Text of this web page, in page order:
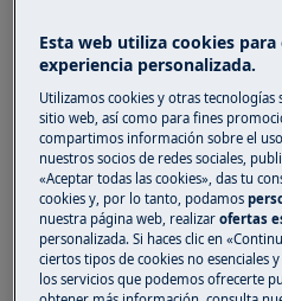
Antes de cualquier
apague el aparato y
la toma de corriente.
Siempre tenga cuidado al
para electrodomésticos
personas para moverlos.
Utilice siempre guantes de
Esta web utiliza cookies
experiencia personalizada.
Utilizamos cookies y otras
sitio web, así como para fines
compartimos información sobre el
nuestros socios de redes sociales,
«Aceptar todas las cookies», das tu
cookies y, por lo tanto, podamos
nuestra página web, realizarofertas
personalizada. Si haces clic en
ciertos tipos de cookies no esenciales
los servicios que podemos ofrecerte